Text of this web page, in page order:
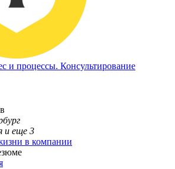
и процессы. Консультирование
и еще 3
в компании